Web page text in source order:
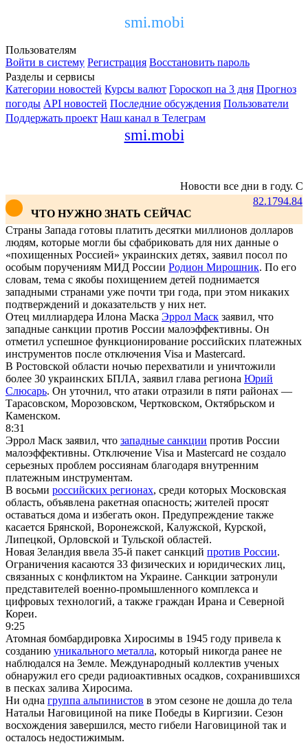
smi.mobi
Пользователям
Войти в систему Регистрация Восстановить пароль
Разделы и сервисы
Категории новостей Курсы валют Гороскоп на 3 дня Прогноз
погоды API новостей Последние обсуждения Пользователи
Поддержать проект Наш канал в Телеграм
smi.mobi
Новости все дни в году.
94.84
82.17
ЧТО НУЖНО ЗНАТЬ СЕЙЧАС
Страны Запада готовы платить десятки миллионов долларов
людям, которые могли бы сфабриковать для них данные о
«похищенных Россией» украинских детях, заявил посол по
особым поручениям МИД России Родион Мирошник. По его
словам, тема с якобы похищением детей поднимается
западными странами уже почти три года, при этом никаких
подтверждений и доказательств у них нет.
Отец миллиардера Илона Маска Эррол Маск заявил, что
западные санкции против России малоэффективны. Он
отметил успешное функционирование российских платежных
инструментов после отключения Visa и Mastercard.
В Ростовской области ночью перехватили и уничтожили
более 30 украинских БПЛА, заявил глава региона Юрий
Слюсарь. Он уточнил, что атаки отразили в пяти районах —
Тарасовском, Морозовском, Чертковском, Октябрьском и
Каменском.
8:31
Эррол Маск заявил, что западные санкции против России
малоэффективны. Отключение Visa и Mastercard не создало
серьезных проблем россиянам благодаря внутренним
платежным инструментам.
В восьми российских регионах, среди которых Московская
область, объявлена ракетная опасность; жителей просят
оставаться дома и избегать окон. Предупреждение также
касается Брянской, Воронежской, Калужской, Курской,
Липецкой, Орловской и Тульской областей.
Новая Зеландия ввела 35-й пакет санкций против России.
Ограничения касаются 33 физических и юридических лиц,
связанных с конфликтом на Украине. Санкции затронули
представителей военно-промышленного комплекса и
цифровых технологий, а также граждан Ирана и Северной
Кореи.
9:25
Атомная бомбардировка Хиросимы в 1945 году привела к
созданию уникального металла, который никогда ранее не
наблюдался на Земле. Международный коллектив ученых
обнаружил его среди радиоактивных осадков, сохранившихся
в песках залива Хиросима.
Ни одна группа альпинистов в этом сезоне не дошла до тела
Натальи Наговициной на пике Победы в Киргизии. Сезон
восхождения завершился, место гибели Наговициной так и
осталось недостижимым.